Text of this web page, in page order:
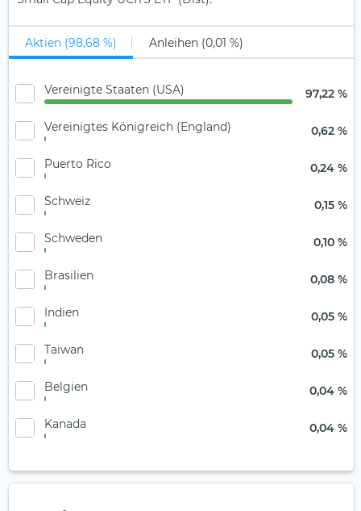
Aktien (98,68 %) Anleihen (0,01 %)
Vereinigte Staaten (USA) 97,22 %
Vereinigtes Königreich (England) 0,62 %
Puerto Rico 0,24 %
Schweiz 0,15 %
Schweden 0,10 %
Brasilien 0,08 %
Indien 0,05 %
Taiwan 0,05 %
Belgien 0,04 %
Kanada 0,04 %